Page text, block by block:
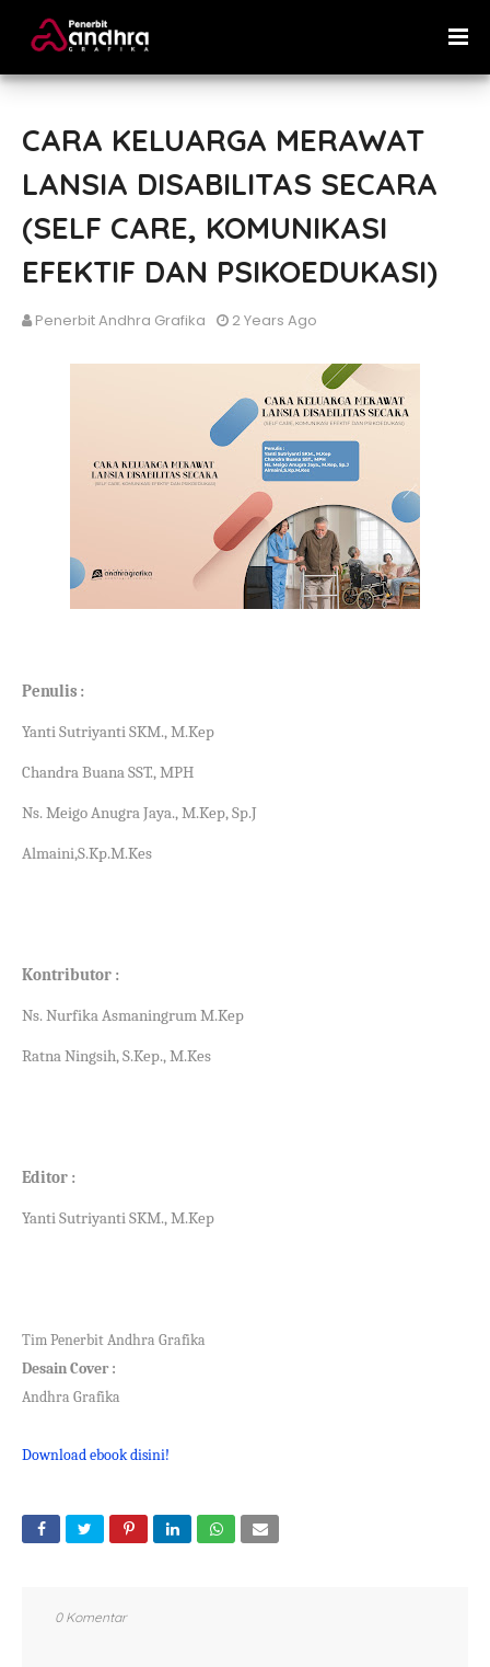
CARA KELUARGA MERAWAT
LANSIA DISABILITAS SECARA
(SELF CARE, KOMUNIKASI
EFEKTIF DAN PSIKOEDUKASI)
Penerbit Andhra Grafika 2 Years Ago
Penulis :
Yanti Sutriyanti SKM., M.Kep
Chandra Buana SST., MPH
Ns. Meigo Anugra Jaya., M.Kep, Sp.J
Almaini,S.Kp.M.Kes
Kontributor :
Ns. Nurfika Asmaningrum M.Kep
Ratna Ningsih, S.Kep., M.Kes
Editor :
Yanti Sutriyanti SKM., M.Kep
Tim Penerbit Andhra Grafika
Desain Cover :
Andhra Grafika
Download ebook disini!
0 Komentar